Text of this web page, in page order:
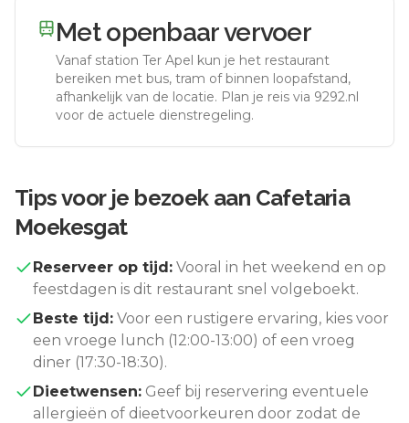
Met openbaar vervoer
Vanaf station Ter Apel kun je het restaurant
bereiken met bus, tram of binnen loopafstand,
afhankelijk van de locatie. Plan je reis via 9292.nl
voor de actuele dienstregeling.
Tips voor je bezoek aan Cafetaria
Moekesgat
Reserveer op tijd: Vooral in het weekend en op
feestdagen is dit restaurant snel volgeboekt.
Beste tijd: Voor een rustigere ervaring, kies voor
een vroege lunch (12:00-13:00) of een vroeg
diner (17:30-18:30).
Dieetwensen: Geef bij reservering eventuele
allergieën of dieetvoorkeuren door zodat de